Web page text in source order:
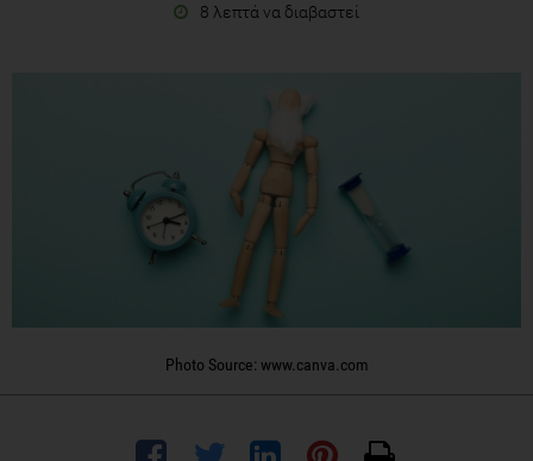
8 λεπτά να διαβαστεί
Photo Source: www.canva.com